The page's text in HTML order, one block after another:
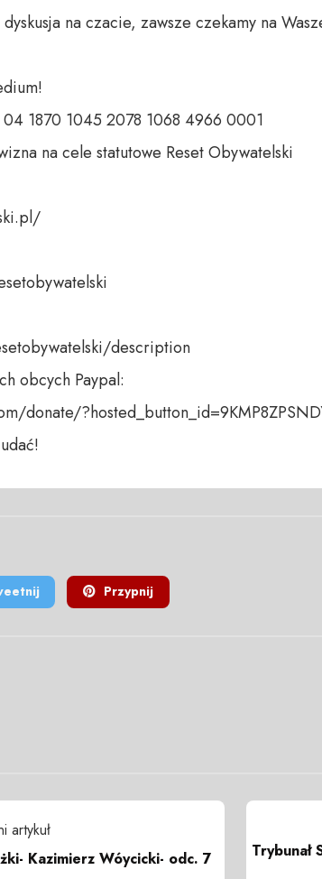
na czacie, zawsze czekamy na
1870 1045 2078 1068 4966 0001
na cele statutowe Reset Obywatelski
description
obcych Paypal:
donate/
Przypnij
artykuł
Kazimierz Wóycicki- odc. 7
Trybunał